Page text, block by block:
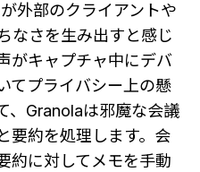
外部のクライアントや
なさを生み出すと感じ
がキャプチャ中にデバ
てプライバシー上の懸
、Granolaは邪魔な会議
要約を処理します。会
約に対してメモを手動